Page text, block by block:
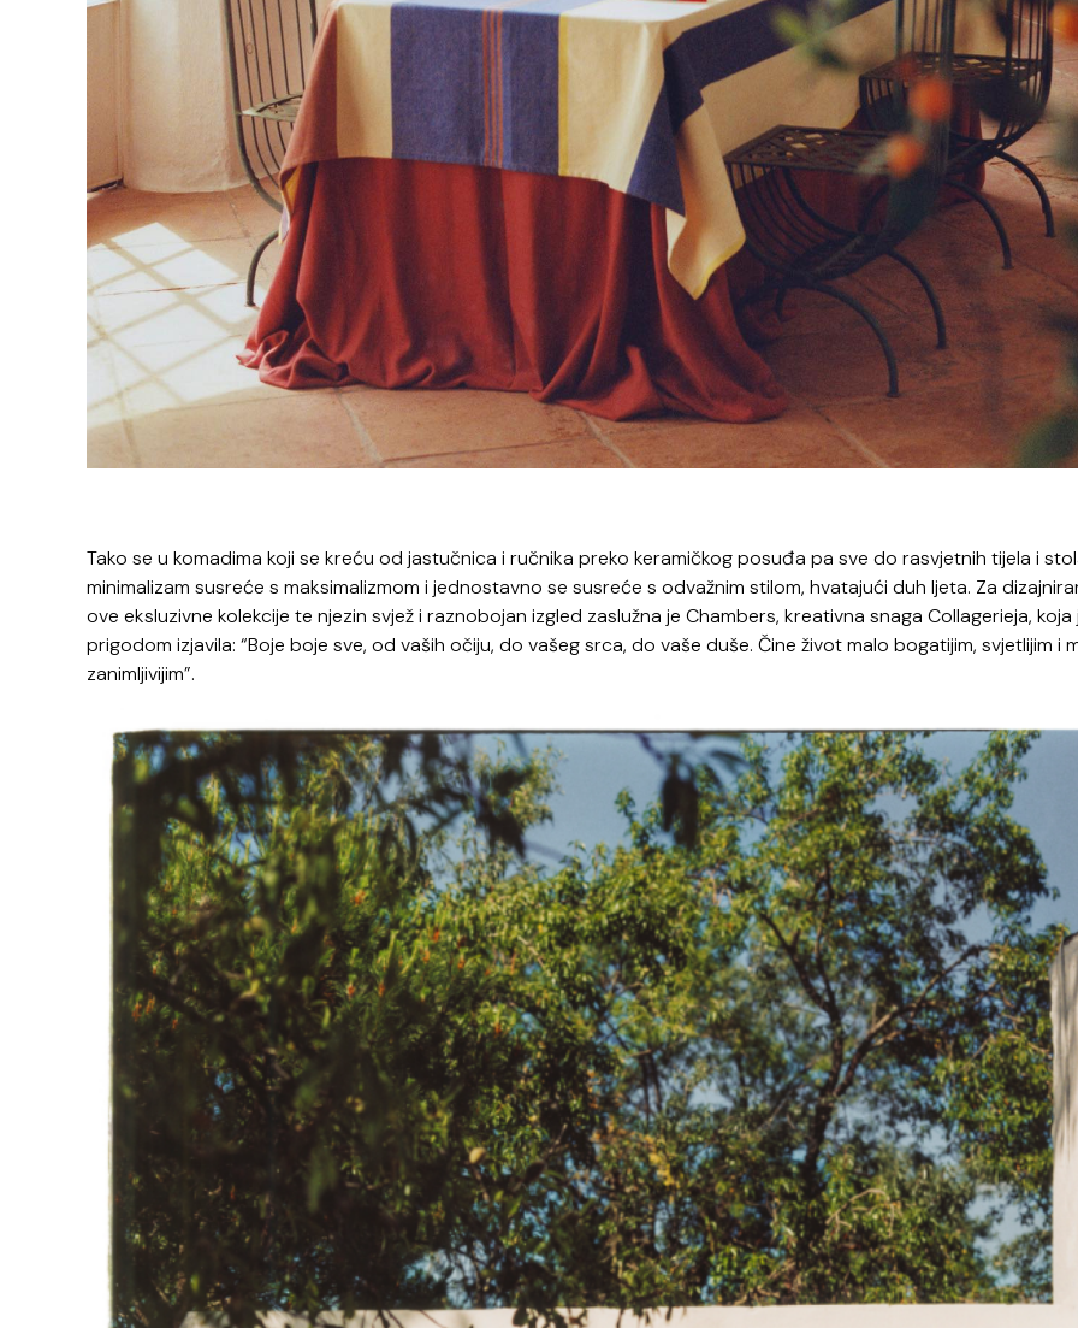
Tako se u komadima koji se kreću od jastučnica i ručnika preko keramičkog posuđa pa sve do rasvjetnih tijela i
minimalizam susreće s maksimalizmom i jednostavno se susreće s odvažnim stilom, hvatajući duh ljeta. Za
ove eksluzivne kolekcije te njezin svjež i raznobojan izgled zaslužna je Chambers, kreativna snaga Collagerieja,
prigodom izjavila: “Boje boje sve, od vaših očiju, do vašeg srca, do vaše duše. Čine život malo bogatijim, svjetlijim i
zanimljivijim”.